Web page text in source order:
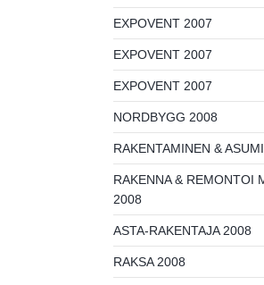
EXPOVENT 2007
EXPOVENT 2007
EXPOVENT 2007
NORDBYGG 2008
RAKENTAMINEN &
RAKENNA & REMONTOI
2008
ASTA-RAKENTAJA 2008
RAKSA 2008